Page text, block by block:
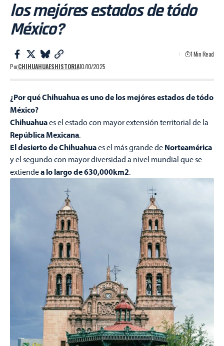
los mejóres estados de tódo
México?
PorCHIHUAHUAESHISTORIA10/10/2025
1 Min Read
¿Por qué Chihuahua es uno de los mejóres estados de tódo
México?
Chihuahuaes el estado con mayor extensión territorial de la
República Mexicana.
El desierto de Chihuahuaes el más grande de Norteamérica
y el segundo con mayor diversidad a nivel mundial que se
extiendea lo largo de 630,000km2.